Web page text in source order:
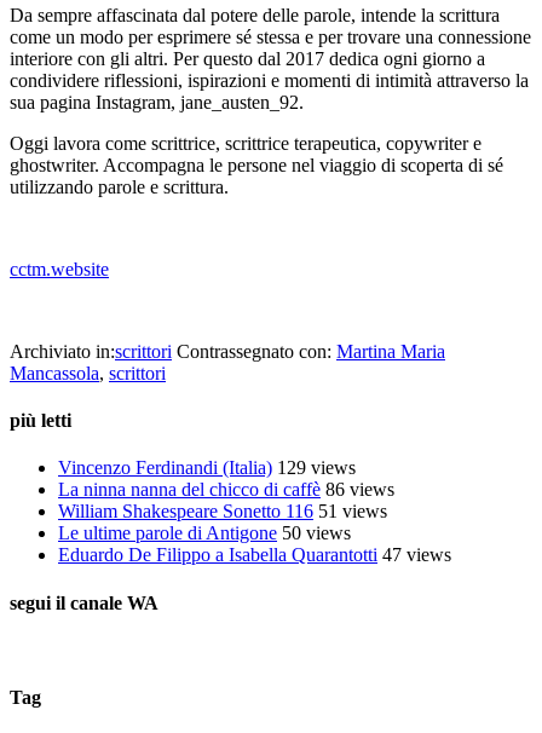
Da sempre affascinata dal potere delle parole, intende la scrittura
come un modo per esprimere sé stessa e per trovare una connessione
interiore con gli altri. Per questo dal 2017 dedica ogni giorno a
condividere riflessioni, ispirazioni e momenti di intimità attraverso la
sua pagina Instagram, jane_austen_92.
Oggi lavora come scrittrice, scrittrice terapeutica, copywriter e
ghostwriter. Accompagna le persone nel viaggio di scoperta di sé
utilizzando parole e scrittura.
cctm.website
Archiviato in:scrittori Contrassegnato con: Martina Maria
Mancassola, scrittori
più letti
Vincenzo Ferdinandi (Italia) 129 views
La ninna nanna del chicco di caffè 86 views
William Shakespeare Sonetto 116 51 views
Le ultime parole di Antigone 50 views
Eduardo De Filippo a Isabella Quarantotti 47 views
segui il canale WA
Tag